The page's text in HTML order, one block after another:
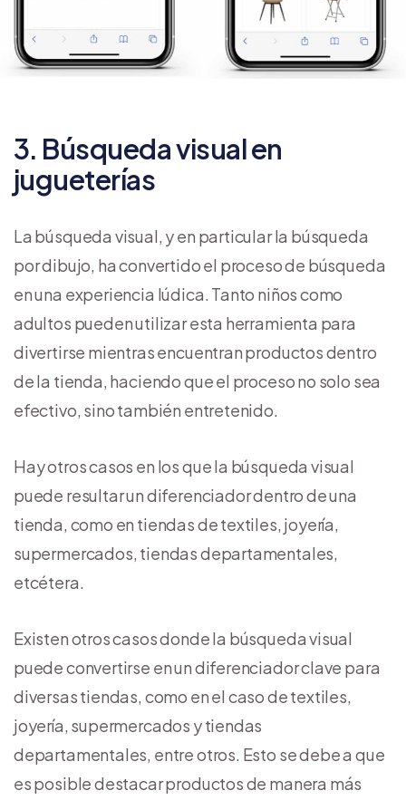
3. Búsqueda visual en
jugueterías
La búsqueda visual, y en particular la búsqueda
por dibujo, ha convertido el proceso de búsqueda
en una experiencia lúdica. Tanto niños como
adultos pueden utilizar esta herramienta para
divertirse mientras encuentran productos dentro
de la tienda, haciendo que el proceso no solo sea
efectivo, sino también entretenido.
Hay otros casos en los que la búsqueda visual
puede resultar un diferenciador dentro de una
tienda, como en tiendas de textiles, joyería,
supermercados, tiendas departamentales,
etcétera.
Existen otros casos donde la búsqueda visual
puede convertirse en un diferenciador clave para
diversas tiendas, como en el caso de textiles,
joyería, supermercados y tiendas
departamentales, entre otros. Esto se debe a que
es posible destacar productos de manera más